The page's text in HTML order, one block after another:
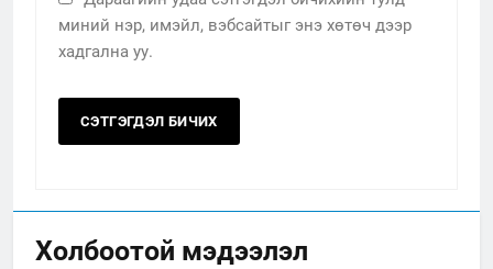
миний нэр, имэйл, вэбсайтыг энэ хөтөч дээр
хадгална уу.
Холбоотой мэдээлэл